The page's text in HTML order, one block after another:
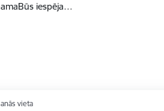
iespēja…
vieta